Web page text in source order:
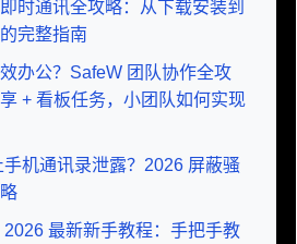
时通讯全攻略：从下载安装到
完整指南
办公？SafeW 团队协作全攻
+ 看板任务，小团队如何实现
机通讯录泄露？2026 屏蔽骚
最新新手教程：手把手教